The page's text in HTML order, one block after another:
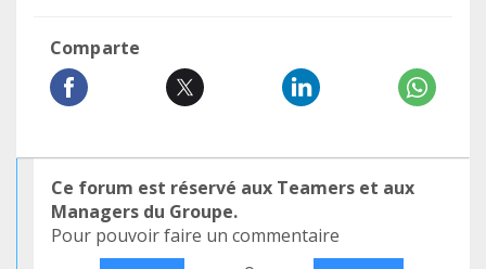
Comparte
Ce forum est réservé aux Teamers et aux
Managers du Groupe.
Pour pouvoir faire un commentaire